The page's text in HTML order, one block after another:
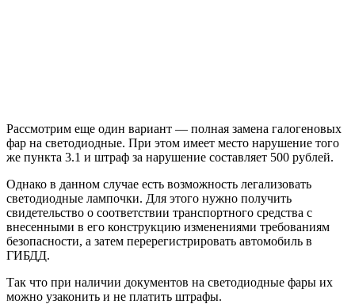
Рассмотрим еще один вариант — полная замена галогеновых
фар на светодиодные. При этом имеет место нарушение того
же пункта 3.1 и штраф за нарушение составляет 500 рублей.
Однако в данном случае есть возможность легализовать
светодиодные лампочки. Для этого нужно получить
свидетельство о соответствии транспортного средства с
внесенными в его конструкцию изменениями требованиям
безопасности, а затем перерегистрировать автомобиль в
ГИБДД.
Так что при наличии документов на светодиодные фары их
можно узаконить и не платить штрафы.